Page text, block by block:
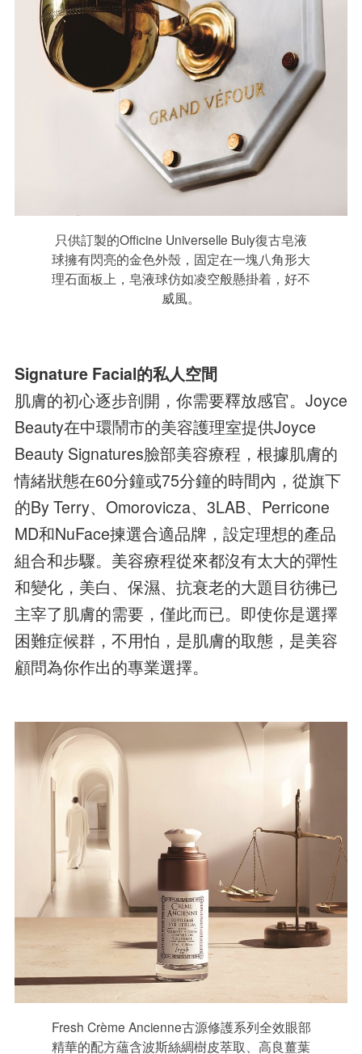
只供訂製的Officine Universelle Buly復古皂液
球擁有閃亮的金色外殼，固定在一塊八角形大
理石面板上，皂液球仿如凌空般懸掛着，好不
威風。
Signature Facial的私人空間
肌膚的初心逐步剖開，你需要釋放感官。Joyce
Beauty在中環鬧市的美容護理室提供Joyce
Beauty Signatures臉部美容療程，根據肌膚的
情緒狀態在60分鐘或75分鐘的時間內，從旗下
的By Terry、Omorovicza、3LAB、Perricone
MD和NuFace揀選合適品牌，設定理想的產品
組合和步驟。美容療程從來都沒有太大的彈性
和變化，美白、保濕、抗衰老的大題目彷彿已
主宰了肌膚的需要，僅此而已。即使你是選擇
困難症候群，不用怕，是肌膚的取態，是美容
顧問為你作出的專業選擇。
Fresh Crème Ancienne古源修護系列全效眼部
精華的配方蘊含波斯絲綢樹皮萃取、高良薑葉